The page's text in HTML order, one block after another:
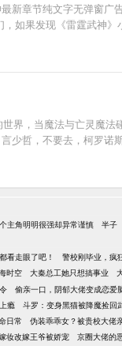
最新章节纯文字无弹窗
如果发现《雷霆武神
界，当魔法与亡灵魔
！言少哲，不要去，
主角明明很强却异常谨慎 半子
看走眼了吧！ 警校刚毕业，疯
时空 大秦总工她只想搞事业
偷亲一口，阴郁大佬变成恋爱
瘾 斗罗：变身黑猫被降魔捡回
日常 伪装乖乖女？被贵校大佬
妆改嫁王爷被娇宠 京圈大佬的